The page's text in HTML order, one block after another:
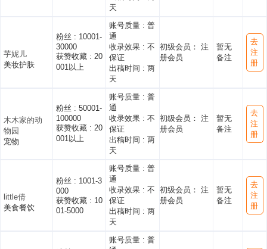
天
芋妮儿
美妆护肤
粉丝 : 10001-
30000
获赞收藏 : 20
001以上
账号质量 : 普
通
收录效果 : 不
保证
出稿时间 : 两
天
初级会员： 注
册会员
暂无
备注
去
注
册
木木家的动
物园
宠物
粉丝 : 50001-
100000
获赞收藏 : 20
001以上
账号质量 : 普
通
收录效果 : 不
保证
出稿时间 : 两
天
初级会员： 注
册会员
暂无
备注
去
注
册
little倩
美食餐饮
粉丝 : 1001-3
000
获赞收藏 : 10
01-5000
账号质量 : 普
通
收录效果 : 不
保证
出稿时间 : 两
天
初级会员： 注
册会员
暂无
备注
去
注
册
账号质量 : 普